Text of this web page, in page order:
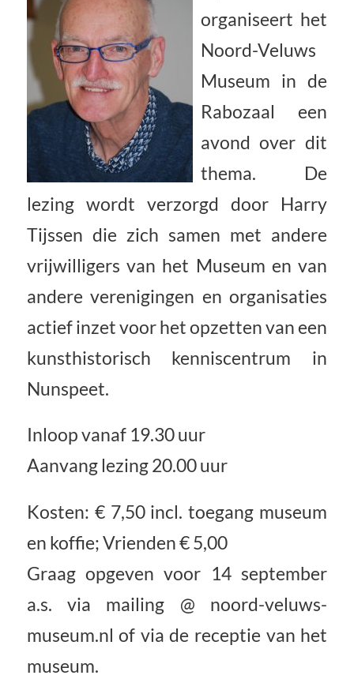
organiseert het
Noord-Veluws
Museum in de
Rabozaal een
avond over dit
thema. De
lezing wordt verzorgd door Harry
Tijssen die zich samen met andere
vrijwilligers van het Museum en van
andere verenigingen en organisaties
actief inzet voor het opzetten van een
kunsthistorisch kenniscentrum in
Nunspeet.
Inloop vanaf 19.30 uur
Aanvang lezing 20.00 uur
Kosten: € 7,50 incl. toegang museum
en koffie; Vrienden € 5,00
Graag opgeven voor 14 september
a.s. via mailing @ noord-veluws-
museum.nl of via de receptie van het
museum.